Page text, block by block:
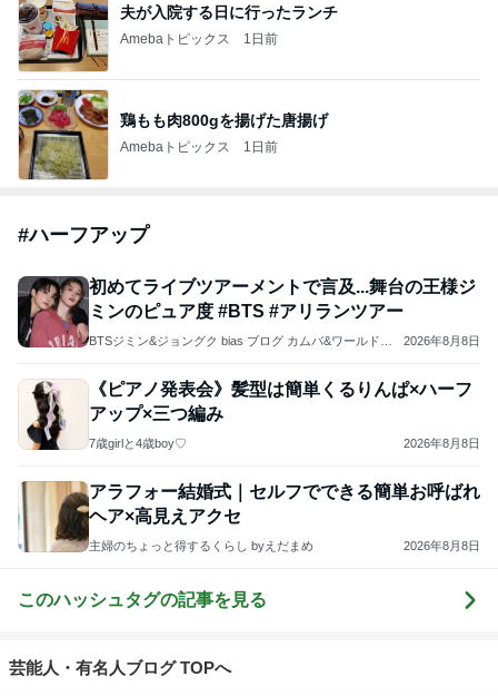
夫が入院する日に行ったランチ
Amebaトピックス 1日前
鶏もも肉800gを揚げた唐揚げ
Amebaトピックス 1日前
#ハーフアップ
初めてライブツアーメントで言及...舞台の王様ジ
ミンのピュア度 #BTS #アリランツアー
BTSジミン&ジョングク bias ブログ カムバ&ワールドツ
2026年8月8日
《ピアノ発表会》髪型は簡単くるりんぱ×ハーフ
アップ×三つ編み
7歳girlと4歳boy♡ 2026年8月8日
アラフォー結婚式｜セルフでできる簡単お呼ばれ
ヘア×高見えアクセ
主婦のちょっと得するくらし byえだまめ 2026年8月8日
このハッシュタグの記事を見る
芸能人・有名人ブログ TOPへ